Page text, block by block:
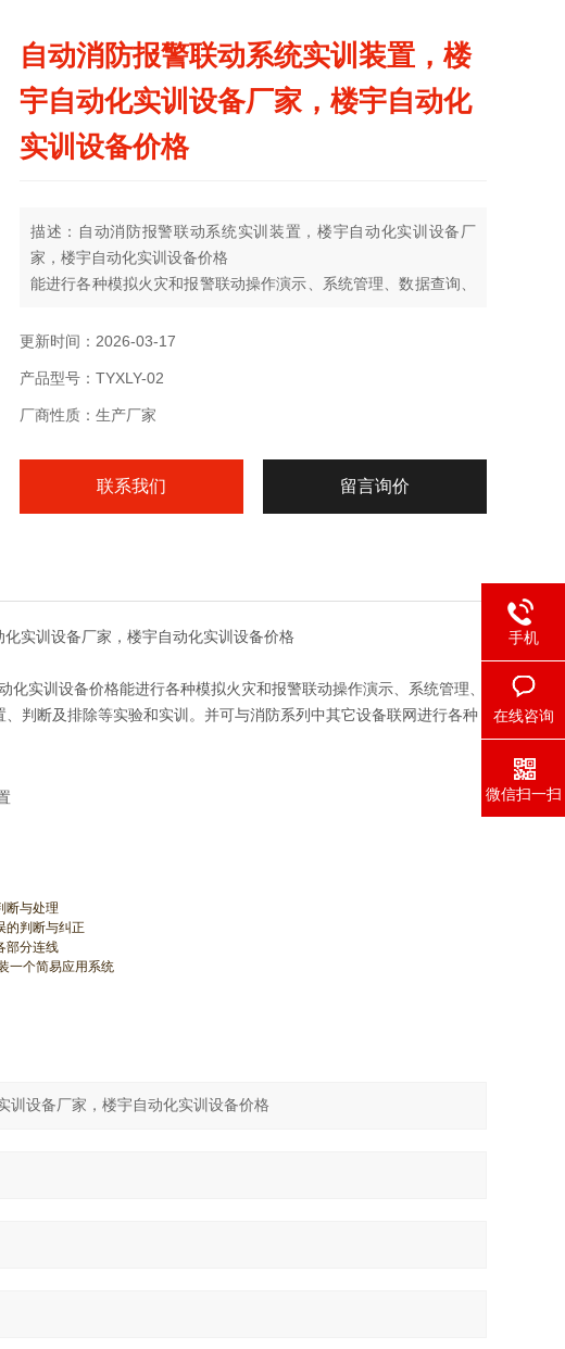
自动消防报警联动系统实训装置，楼
宇自动化实训设备厂家，楼宇自动化
实训设备价格
描述：自动消防报警联动系统实训装置，楼宇自动化实训设备厂
家，楼宇自动化实训设备价格
能进行各种模拟火灾和报警联动操作演示、系统管理、数据查询、
断及排除等实验和实训
更新时间：2026-03-17
产品型号：TYXLY-02
厂商性质：生产厂家
联系我们 留言询价
实训设备厂家，楼宇自动化实训设备价格
化实训设备价格能进行各种模拟火灾和报警联动操作演示、系统管理、
判断及排除等实验和实训。并可与消防系列中其它设备联网进行各种
断与处理
的判断与纠正
部分连线
一个简易应用系统
手机
在线咨询
微信扫一扫